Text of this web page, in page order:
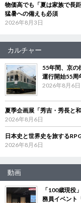
物価高でも「夏は家族で長
猛暑への備えも必須
2026年8月3日
カルチャー
55年間、京の
運行開始55周
2026年8月6日
夏季企画展「秀吉・秀長と
2026年8月6日
日本史と世界史を旅する
2026年8月6日
動画
「100歳現
務員イベント